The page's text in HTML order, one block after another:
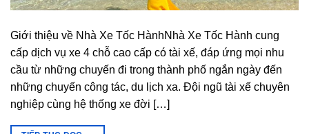
Giới thiệu về Nhà Xe Tốc HànhNhà Xe Tốc Hành cung
cấp dịch vụ xe 4 chỗ cao cấp có tài xế, đáp ứng mọi nhu
cầu từ những chuyến đi trong thành phố ngắn ngày đến
những chuyến công tác, du lịch xa. Đội ngũ tài xế chuyên
nghiệp cùng hệ thống xe đời […]